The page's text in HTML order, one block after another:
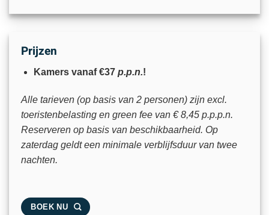
Prijzen
Kamers vanaf €37 p.p.n.!
Alle tarieven (op basis van 2 personen) zijn excl.
toeristenbelasting en green fee van € 8,45 p.p.p.n.
Reserveren op basis van beschikbaarheid. Op
zaterdag geldt een minimale verblijfsduur van twee
nachten.
BOEK NU